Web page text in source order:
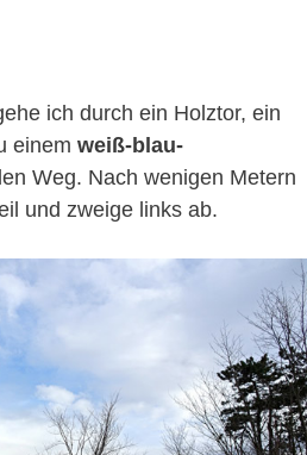
ich durch ein Holztor, ein
einem weiß-blau-
Weg. Nach wenigen Metern
und zweige links ab.